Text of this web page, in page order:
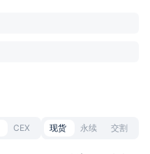
CEX 现货 永续 交割